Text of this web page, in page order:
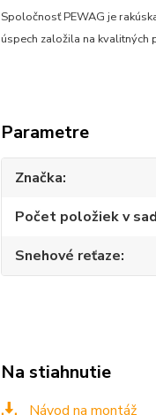
Spoločnosť PEWAG je
úspech založila na kvalitných
Parametre
Značka
Počet položiek v
Snehové reťaze
Na stiahnutie
Návod na montáž